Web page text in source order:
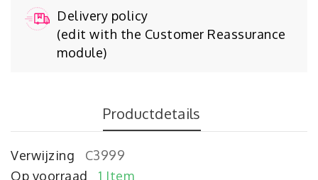
Delivery policy
(edit with the Customer Reassurance
module)
Productdetails
Verwijzing
C3999
Op voorraad
1 Item